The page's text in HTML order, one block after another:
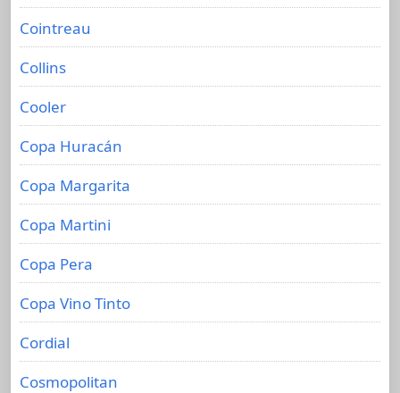
Cointreau
Collins
Cooler
Copa Huracán
Copa Margarita
Copa Martini
Copa Pera
Copa Vino Tinto
Cordial
Cosmopolitan